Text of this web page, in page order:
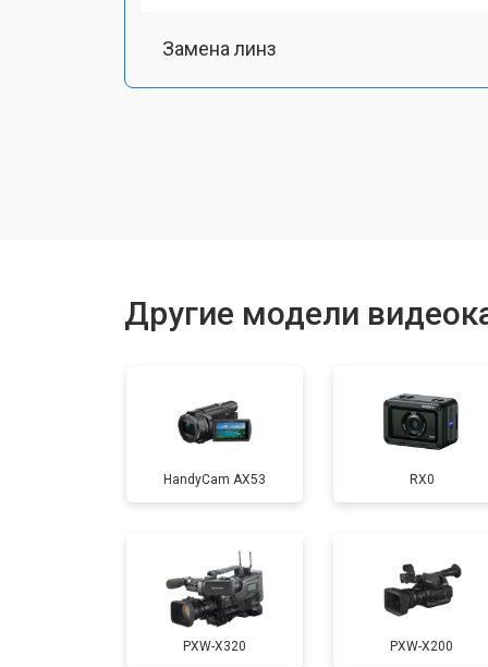
Замена линз
Другие модели
HandyCam AX53 RX0
PXW-X320 PXW-X200